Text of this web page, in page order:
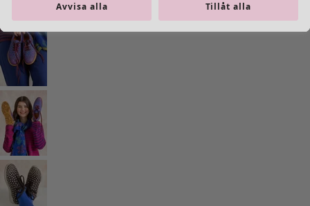
Inredning
Nyheter
All inredning
Gardiner
Kuddar & kuddfodral
Mattor
Frotté
Böcker
Tidigare favoriter
Avvisa alla Tillåt alla